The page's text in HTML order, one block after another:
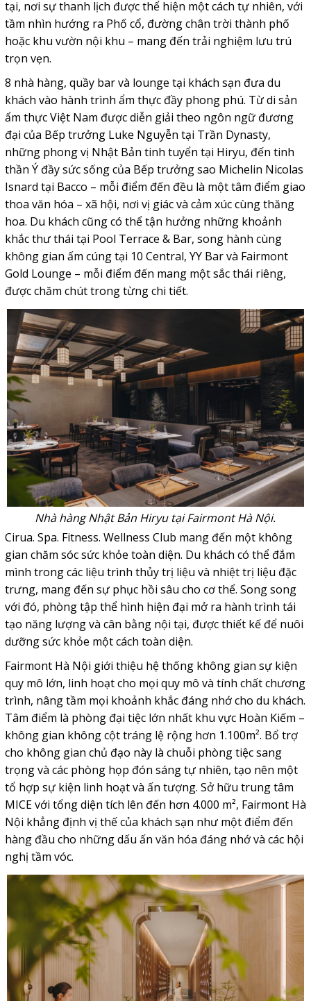
tại, nơi sự thanh lịch được thể hiện một cách tự nhiên, với
tầm nhìn hướng ra Phố cổ, đường chân trời thành phố
hoặc khu vườn nội khu – mang đến trải nghiệm lưu trú
trọn vẹn.
8 nhà hàng, quầy bar và lounge tại khách sạn đưa du
khách vào hành trình ẩm thực đầy phong phú. Từ di sản
ẩm thực Việt Nam được diễn giải theo ngôn ngữ đương
đại của Bếp trưởng Luke Nguyễn tại Trần Dynasty,
những phong vị Nhật Bản tinh tuyển tại Hiryu, đến tinh
thần Ý đầy sức sống của Bếp trưởng sao Michelin Nicolas
Isnard tại Bacco – mỗi điểm đến đều là một tâm điểm giao
thoa văn hóa – xã hội, nơi vị giác và cảm xúc cùng thăng
hoa. Du khách cũng có thể tận hưởng những khoảnh
khắc thư thái tại Pool Terrace & Bar, song hành cùng
không gian ấm cúng tại 10 Central, YY Bar và Fairmont
Gold Lounge – mỗi điểm đến mang một sắc thái riêng,
được chăm chút trong từng chi tiết.
Nhà hàng Nhật Bản Hiryu tại Fairmont Hà Nội.
Cirua. Spa. Fitness. Wellness Club mang đến một không
gian chăm sóc sức khỏe toàn diện. Du khách có thể đắm
mình trong các liệu trình thủy trị liệu và nhiệt trị liệu đặc
trưng, mang đến sự phục hồi sâu cho cơ thể. Song song
với đó, phòng tập thể hình hiện đại mở ra hành trình tái
tạo năng lượng và cân bằng nội tại, được thiết kế để nuôi
dưỡng sức khỏe một cách toàn diện.
Fairmont Hà Nội giới thiệu hệ thống không gian sự kiện
quy mô lớn, linh hoạt cho mọi quy mô và tính chất chương
trình, nâng tầm mọi khoảnh khắc đáng nhớ cho du khách.
Tâm điểm là phòng đại tiệc lớn nhất khu vực Hoàn Kiếm –
không gian không cột tráng lệ rộng hơn 1.100m². Bổ trợ
cho không gian chủ đạo này là chuỗi phòng tiệc sang
trọng và các phòng họp đón sáng tự nhiên, tạo nên một
tổ hợp sự kiện linh hoạt và ấn tượng. Sở hữu trung tâm
MICE với tổng diện tích lên đến hơn 4.000 m², Fairmont Hà
Nội khẳng định vị thế của khách sạn như một điểm đến
hàng đầu cho những dấu ấn văn hóa đáng nhớ và các hội
nghị tầm vóc.